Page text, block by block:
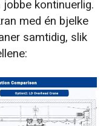
kontinuerlig.
med én bjelke
samtidig, slik